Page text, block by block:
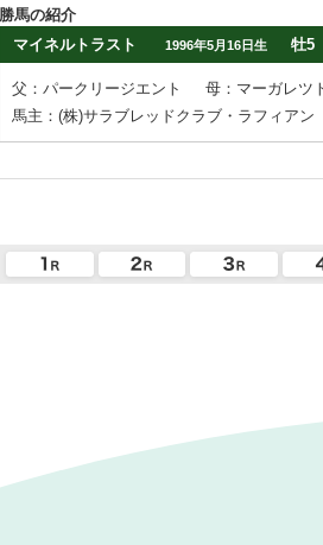
勝馬の紹介
マイネルトラスト
1996年5月16日生 牡5
父：パークリージエント
母：マーガレツ
馬主：(株)サラブレッドクラブ・ラフィアン